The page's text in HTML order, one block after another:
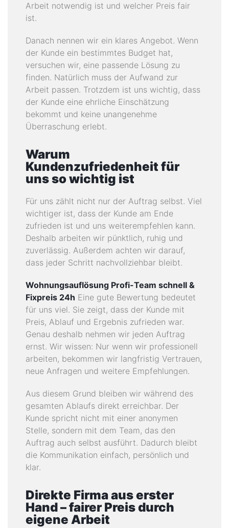
Arbeit notwendig ist und welcher Preis fair
ist.
Danach nennen wir ein klares Angebot. Wenn
der Kunde ein bestimmtes Budget hat,
versuchen wir, eine passende Lösung zu
finden. Natürlich muss der Aufwand zur
Arbeit passen. Trotzdem ist uns wichtig, dass
der Kunde eine ehrliche Einschätzung
bekommt und keine unangenehme
Überraschung erlebt.
Warum
Kundenzufriedenheit für
uns so wichtig ist
Für uns zählt nicht nur der Auftrag selbst. Viel
wichtiger ist, dass der Kunde am Ende
zufrieden ist und uns weiterempfehlen kann.
Deshalb arbeiten wir pünktlich, ruhig und
zuverlässig. Außerdem achten wir darauf,
dass jeder Schritt nachvollziehbar bleibt.
Wohnungsauflösung Profi-Team schnell &
Fixpreis 24h Eine gute Bewertung bedeutet
für uns viel. Sie zeigt, dass der Kunde mit
Preis, Ablauf und Ergebnis zufrieden war.
Genau deshalb nehmen wir jeden Auftrag
ernst. Wir wissen: Nur wenn wir professionell
arbeiten, bekommen wir langfristig Vertrauen,
neue Anfragen und weitere Empfehlungen.
Aus diesem Grund bleiben wir während des
gesamten Ablaufs direkt erreichbar. Der
Kunde spricht nicht mit einer anonymen
Stelle, sondern mit dem Team, das den
Auftrag auch selbst ausführt. Dadurch bleibt
die Kommunikation einfach, persönlich und
klar.
Direkte Firma aus erster
Hand – fairer Preis durch
eigene Arbeit